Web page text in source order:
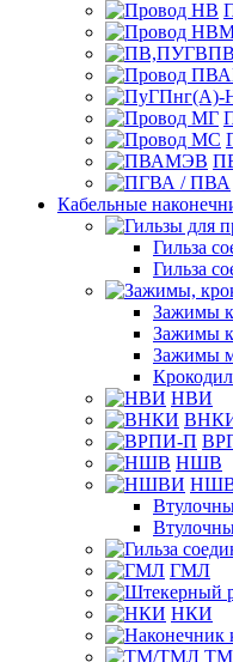
Кабельные
Гильза
Гильза
Зажимы
Зажимы
Зажимы
НВИ
НШВ
ГМЛ
НКИ